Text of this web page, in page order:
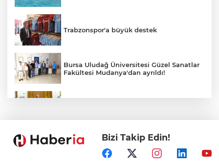
Trabzonspor'a büyük destek
Bursa Uludağ Üniversitesi Güzel Sanatlar
Fakültesi Mudanya'dan ayrıldı!
Ömer Çelik: 2 yıllık çalışmanın en önemli
aşamasındayız
Bizi Takip Edin!